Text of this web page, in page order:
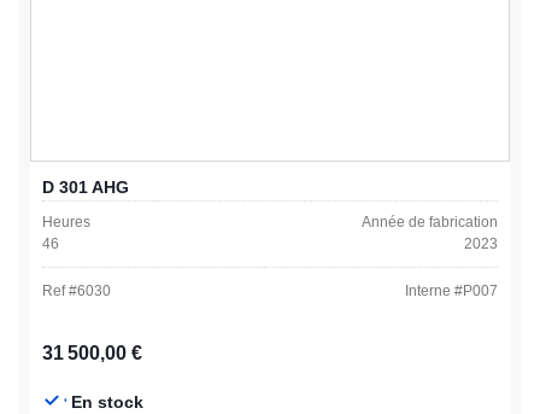
D 301 AHG
Heures
46
Année de fabrication
2023
Ref #6030 Interne #P007
Prix régulier :
31 500,00 €
En stock